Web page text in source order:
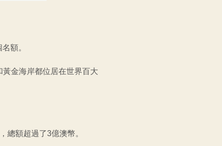
額。
金海岸都位居在世界百大
總額超過了3億澳幣。